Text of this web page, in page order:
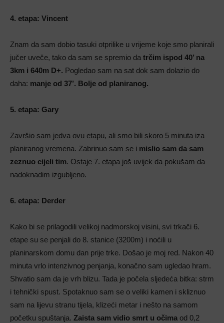
4. etapa: Vincent
Znam da sam dobio tasuki otprilike u vrijeme koje smo planirali
jučer uveče, tako da sam se spremio da trčim ispod 40’ na
3km i 640m D+. Pogledao sam na sat dok sam dolazio do
daha: manje od 37’. Bolje od planiranog.
5. etapa: Gary
Završio sam jedva ovu etapu, ali smo bili skoro 5 minuta iza
planiranog vremena. Zabrinuo sam se i mislio sam da sam
zeznuo cijeli tim. Ostaje 7. etapa još uvijek da pokušam da
nadoknadim izgubljeno.
6. etapa: Derder
Kako bi se prilagodili velikoj nadmorskoj visini, svi trkači 6.
etape su se penjali do 8. stanice (3200m) i noćili u
planinarskom domu dan prije trke. Došao je moj red. Nakon 40
minuta vrlo intenzivnog penjanja, konačno sam ugledao hram.
Shvatio sam da je vrh blizu. Tada je počela sljedeća bitka: strm
i tehnički spust. Spotaknuo sam se o veliki kamen i skliznuo
sam na lijevu stranu tijela, klizeći metar i nešto na samom
početku spuštanja. Zaista sam vidio smrt u očima od 0,2